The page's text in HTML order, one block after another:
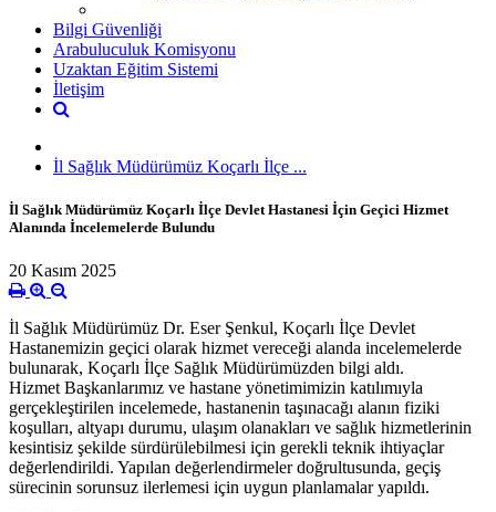
Bilgi Güvenliği
Arabuluculuk Komisyonu
Uzaktan Eğitim Sistemi
İletişim
İl Sağlık Müdürümüz Koçarlı İlçe ...
İl Sağlık Müdürümüz Koçarlı İlçe Devlet Hastanesi İçin Geçici Hizmet
Alanında İncelemelerde Bulundu
20 Kasım 2025
İl Sağlık Müdürümüz Dr. Eser Şenkul, Koçarlı İlçe Devlet
Hastanemizin geçici olarak hizmet vereceği alanda incelemelerde
bulunarak, Koçarlı İlçe Sağlık Müdürümüzden bilgi aldı.
Hizmet Başkanlarımız ve hastane yönetimimizin katılımıyla
gerçekleştirilen incelemede, hastanenin taşınacağı alanın fiziki
koşulları, altyapı durumu, ulaşım olanakları ve sağlık hizmetlerinin
kesintisiz şekilde sürdürülebilmesi için gerekli teknik ihtiyaçlar
değerlendirildi. Yapılan değerlendirmeler doğrultusunda, geçiş
sürecinin sorunsuz ilerlemesi için uygun planlamalar yapıldı.